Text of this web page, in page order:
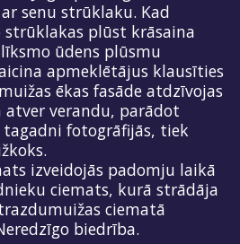
senu strūklaku. Kad
strūklakas plūst krāsaina
ūdens plūsmu
apmeklētājus klausīties
ēkas fasāde atdzīvojas
atver verandu, parādot
fotogrāfijās, tiek
izveidojās padomju laikā
ciemats, kurā strādāja
ciematā
biedrība.